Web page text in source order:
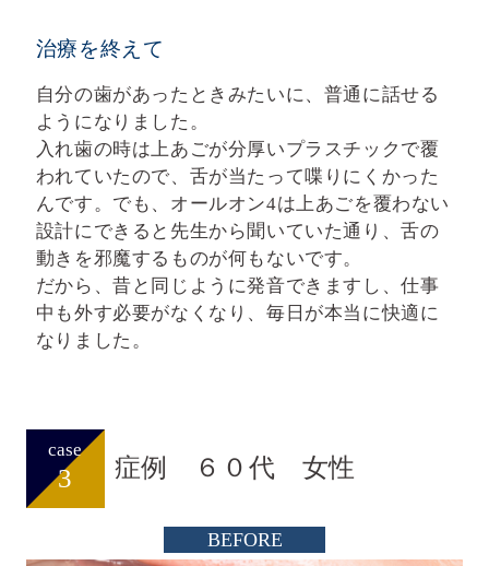
治療を終えて
自分の歯があったときみたいに、普通に話せる
ようになりました。
入れ歯の時は上あごが分厚いプラスチックで覆
われていたので、舌が当たって喋りにくかった
んです。でも、オールオン4は上あごを覆わない
設計にできると先生から聞いていた通り、舌の
動きを邪魔するものが何もないです。
だから、昔と同じように発音できますし、仕事
中も外す必要がなくなり、毎日が本当に快適に
なりました。
case
3 症例 ６０代 女性
BEFORE